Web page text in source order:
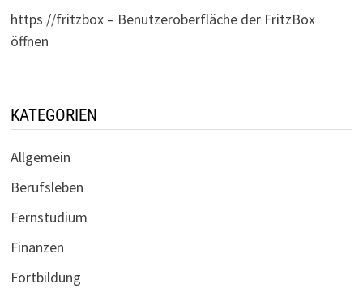
https //fritzbox – Benutzeroberfläche der FritzBox
öffnen
KATEGORIEN
Allgemein
Berufsleben
Fernstudium
Finanzen
Fortbildung